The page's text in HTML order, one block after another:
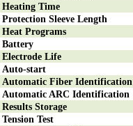
Heating Time
Protection Sleeve Length
Heat Programs
Battery
Electrode Life
Auto-start
Automatic Fiber Identification
Automatic ARC Identification
Results Storage
Tension Test